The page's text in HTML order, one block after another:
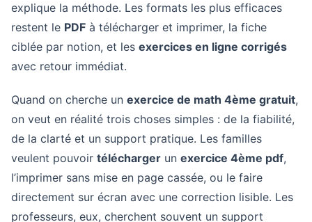
explique la méthode. Les formats les plus efficaces
restent le PDF à télécharger et imprimer, la fiche
ciblée par notion, et les exercices en ligne corrigés
avec retour immédiat.
Quand on cherche un exercice de math 4ème gratuit,
on veut en réalité trois choses simples : de la fiabilité,
de la clarté et un support pratique. Les familles
veulent pouvoir télécharger un exercice 4ème pdf,
l’imprimer sans mise en page cassée, ou le faire
directement sur écran avec une correction lisible. Les
professeurs, eux, cherchent souvent un support